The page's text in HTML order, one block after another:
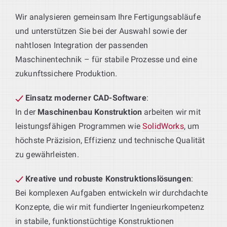
Wir analysieren gemeinsam Ihre Fertigungsabläufe
und unterstützen Sie bei der Auswahl sowie der
nahtlosen Integration der passenden
Maschinentechnik – für stabile Prozesse und eine
zukunftssichere Produktion.
Einsatz moderner CAD-Software:
In der Maschinenbau Konstruktion arbeiten wir mit
leistungsfähigen Programmen wieSolidWorks, um
höchste Präzision, Effizienz und technische Qualität
zu gewährleisten.
Kreative und robuste Konstruktionslösungen:
Bei komplexen Aufgaben entwickeln wir durchdachte
Konzepte, die wir mit fundierter Ingenieurkompetenz
in stabile, funktionstüchtige Konstruktionen